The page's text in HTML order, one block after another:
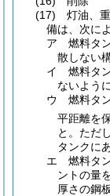
(17)
灯油、
備は、次に
ア
燃料タ
散しない
イ
燃料タ
ないよう
ウ
燃料タ
平距離を
と。 ただ
タンクに
エ
燃料タ
ントの量
厚さの鋼